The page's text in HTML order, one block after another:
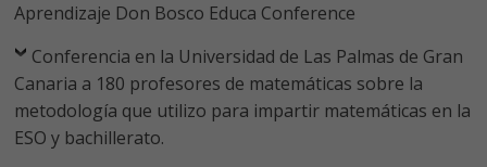
Aprendizaje Don Bosco Educa Conference
Conferencia en la Universidad de Las Palmas de Gran
Canaria a 180 profesores de matemáticas sobre la
metodología que utilizo para impartir matemáticas en la
ESO y bachillerato.